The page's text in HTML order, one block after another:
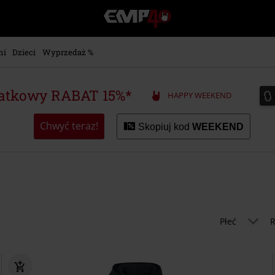
EMP
-
Merch
Seriali
Gier
Dzieci Wyprzedaż %
RABAT 15%* HAPPY WEEKEND 0
0
Chwyć teraz! Skopiuj kod WEEKEND
Płeć